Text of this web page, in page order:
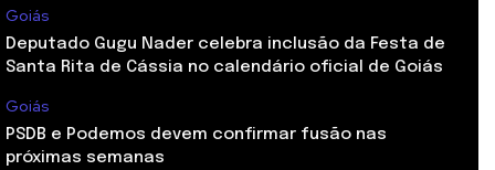
Goiás
Deputado Gugu Nader celebra inclusão da Festa de
Santa Rita de Cássia no calendário oficial de Goiás
Goiás
PSDB e Podemos devem confirmar fusão nas
próximas semanas